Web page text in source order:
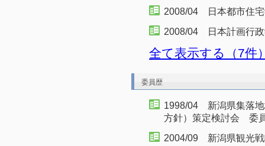
2008/04 日本都市住
2008/04 日本計画行
全て表示する（7件
委員歴
1998/04 新潟県集落地
方針）策定検討会 委
2004/09 新潟県観光